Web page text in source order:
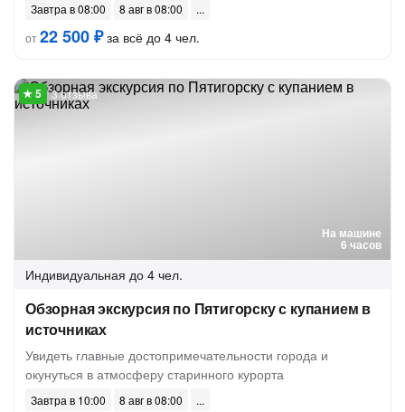
Завтра в 08:00
8 авг в 08:00
от22 500 ₽за всё до 4 чел.
На машине
6 часов
3 отзыва
Индивидуальная до 4 чел.
Обзорная экскурсия по Пятигорску с купанием в
источниках
Увидеть главные достопримечательности города и
окунуться в атмосферу старинного курорта
Завтра в 10:00
8 авг в 08:00